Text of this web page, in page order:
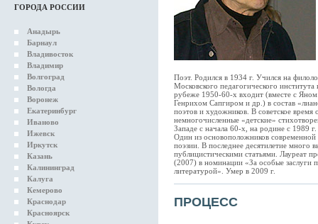
ГОРОДА РОССИИ
Анадырь
Барнаул
Владивосток
Владимир
Волгоград
Вологда
Воронеж
Екатеринбург
Иваново
Ижевск
Иркутск
Казань
Калининград
Калуга
Кемерово
Краснодар
Красноярск
Поэт. Родился в 1934 г. Учился на
Московского педагогического
рубеже 1950-60-х входит (вместе с
Генрихом Сапгиром и др.) в состав
поэтов и художников. В советское время
немногочисленные «детские»
Западе с начала 60-х, на родине с 1989
Один из основоположников современной
поэзии. В последнее десятилетие много
публицистическими статьями. Лауреат
(2007) в номинации «За особые заслуги
литературой». Умер в 2009 г.
ПРОЦЕСС